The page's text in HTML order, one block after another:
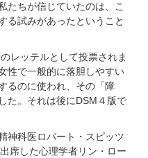
たちが信じていたのは、こ
る試みがあったということ
レッテルとして投票されま
性で一般的に落胆しやすい
るのに使われ、その「障
た。それは後にDSM４版で
神科医ロバート・スピッツ
席した心理学者リン・ロー